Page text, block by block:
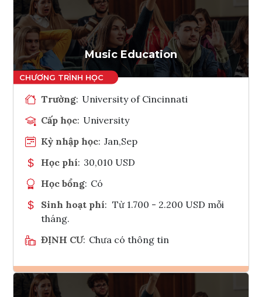
Ghi danh
Tham vấn Interlink
Music Education
Trường: University of Cincinnati
Cấp học: University
Kỳ nhập học: Jan,Sep
Học phí: 30,010 USD
Học bổng: Có
Sinh hoạt phí: Từ 1.700 - 2.200 USD mỗi
tháng.
ĐỊNH CƯ: Chưa có thông tin
Ghi danh